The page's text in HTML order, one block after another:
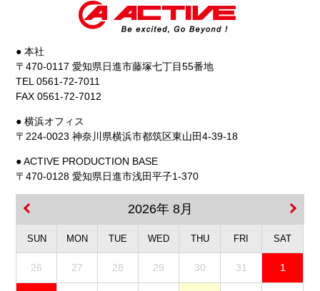
● 本社
〒470-0117 愛知県日進市藤塚七丁目55番地
TEL 0561-72-7011
FAX 0561-72-7012
● 横浜オフィス
〒224-0023 神奈川県横浜市都筑区東山田4-39-18
● ACTIVE PRODUCTION BASE
〒470-0128 愛知県日進市浅田平子1-370
2026年 8月
SUN MON TUE WED THU FRI SAT
26 27 28 29 30 31 1